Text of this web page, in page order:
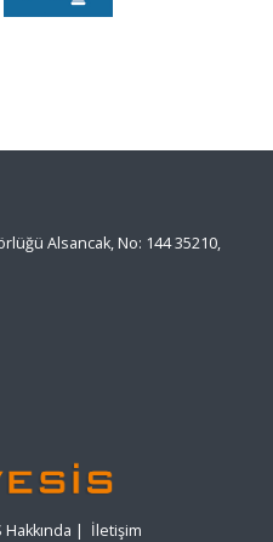
Alsancak, No: 144 35210,
Hakkında | İletişim